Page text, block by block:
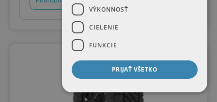
VÝKONNOSŤ
CIELENIE
FUNKCIE
PRIJAŤ VŠETKO